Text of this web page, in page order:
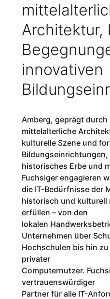
Architektur,
innovativen
Amberg, geprägt
mittelalterliche
kulturelle Szene und
historisches Erbe und
Fuchsiger engagieren
die IT-Bedürfnisse der
historisch und kulturell
erfüllen – von den
lokalen
Unternehmen über
Hochschulen bis hin
privater
Computernutzer.
vertrauenswürdiger
Partner für alle IT-